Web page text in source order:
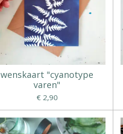
wenskaart "cyanotype
varen"
€ 2,90